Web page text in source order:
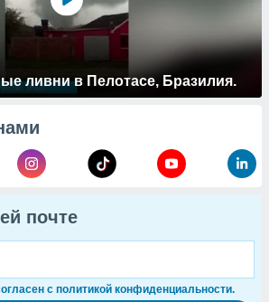
ливни в Пелотасе, Бразилия.
почте
с политикой конфиденциальности.